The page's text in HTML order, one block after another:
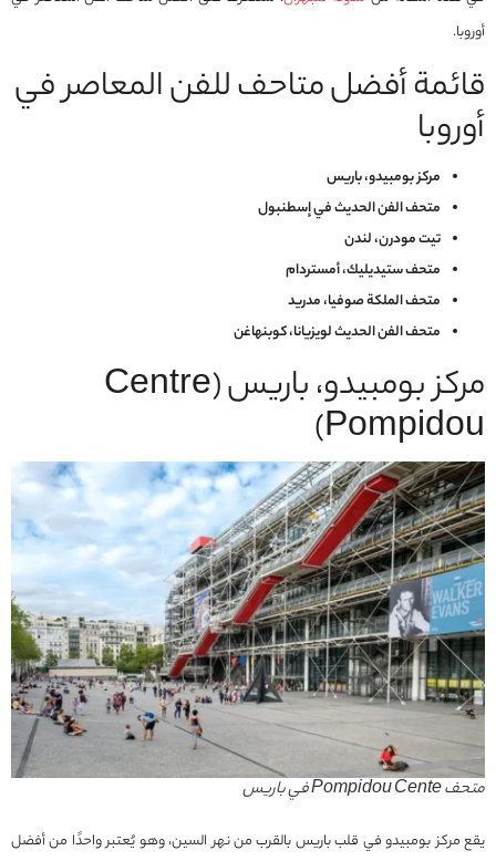
أوروبا.
قائمة أفضل متاحف للفن المعاصر في
أوروبا
مركز بومبيدو، باريس
متحف الفن الحديث في إسطنبول
تيت مودرن، لندن
متحف ستيديليك، أمستردام
متحف الملكة صوفيا، مدريد
متحف الفن الحديث لويزيانا، كوبنهاغن
مركز بومبيدو، باريس (Centre
Pompidou)
متحف Pompidou Cente في باريس
يقع مركز بومبيدو في قلب باريس بالقرب من نهر السين، وهو يُعتبر واحدًا من أفضل